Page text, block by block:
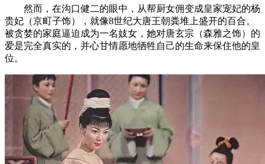
然而，在沟口健二的眼中，从帮厨女佣变成皇家宠妃的杨
贵妃（京町子饰），就像8世纪大唐王朝粪堆上盛开的百合。
被贪婪的家庭逼迫成为一名妓女，她对唐玄宗（森雅之饰）的
爱是完全真实的，并心甘情愿地牺牲自己的生命来保住他的皇
位。